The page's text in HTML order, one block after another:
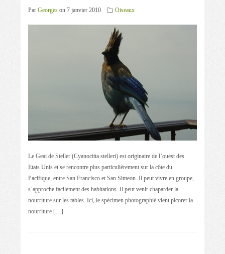
Par Georges on 7 janvier 2010 Oiseaux
Le Geai de Steller (Cyanocitta stelleri) est originaire de l’ouest des
Etats Unis et se rencontre plus particulièrement sur la côte du
Pacifique, entre San Francisco et San Simeon. Il peut vivre en groupe,
s’approche facilement des habitations. Il peut venir chaparder la
nourriture sur les tables. Ici, le spécimen photographié vient picorer la
nourriture […]